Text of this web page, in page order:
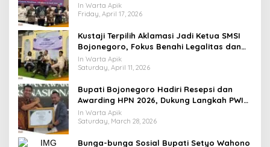
In Warta Apik
Friday, April 17, 2026
​Kustaji Terpilih Aklamasi Jadi Ketua SMSI
Bojonegoro, Fokus Benahi Legalitas dan
UKW Anggota
In Warta Apik
Saturday, April 11, 2026
Bupati Bojonegoro Hadiri Resepsi dan
Awarding HPN 2026, Dukung Langkah PWI
Tingkatkan Kompetensi Wartawan
In Warta Apik
Saturday, March 28, 2026
Bunga-bunga Sosial Bupati Setyo Wahono